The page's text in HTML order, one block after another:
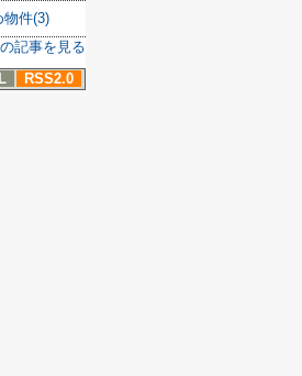
物件(3)
記事を見る
RSS2.0